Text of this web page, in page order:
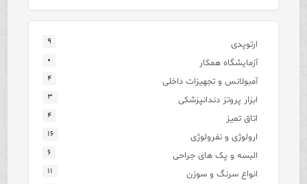
ارتوپدی ۹
آزمایشگاه همکار ۰
آمبولانس و تجهیزات داخلی ۴
ابزار پروتز دندانپزشکی ۳
اتاق تمیز ۴
ارولوژی و نفرولوژی ۱۶
البسه و پک های جراحی ۶
انواع سرنگ و سوزن ۱۱